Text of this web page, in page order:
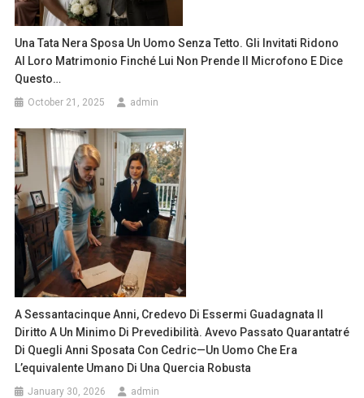
Una Tata Nera Sposa Un Uomo Senza Tetto. Gli Invitati Ridono
Al Loro Matrimonio Finché Lui Non Prende Il Microfono E Dice
Questo…
October 21, 2025 admin
A Sessantacinque Anni, Credevo Di Essermi Guadagnata Il
Diritto A Un Minimo Di Prevedibilità. Avevo Passato Quarantatré
Di Quegli Anni Sposata Con Cedric—Un Uomo Che Era
L’equivalente Umano Di Una Quercia Robusta
January 30, 2026 admin